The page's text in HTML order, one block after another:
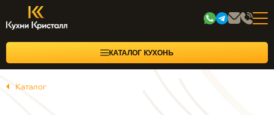
КАТАЛОГ КУХОНЬ
Каталог